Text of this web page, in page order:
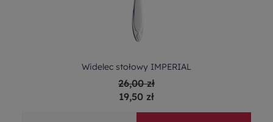
Widelec stołowy IMPERIAL
26,00 zł
19,50 zł